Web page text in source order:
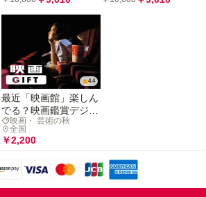
4.4
最近「映画館」楽しん
でる？映画鑑賞デジタ
ルギフトで映画の没入
体験を贈ろう
映画・ 芸術の秋
全国
￥2,200